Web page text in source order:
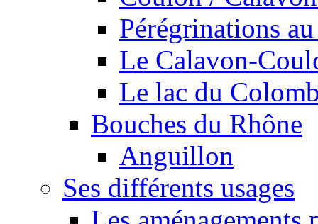
Pérégrinations
Le Calavon-
Le lac du
Bouches du Rhône
Anguillon
Ses différents usages